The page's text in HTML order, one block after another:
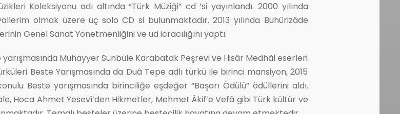
Koleksiyonu adı altında “Türk Müziği” cd ‘si yayınlandı. 2000 yılında
olmak üzere üç solo CD si bulunmaktadır. 2013 yılında Buhûrizâde
Genel Sanat Yönetmenliğini ve ud icracılığını yaptı.
yarışmasında Muhayyer Sünbüle Karabatak Peşrevi ve Hisâr Medhâl eserleri
Beste Yarışmasında da Duâ Tepe adlı türkü ile birinci mansiyon, 2015
Beste yarışmasında birinciliğe eşdeğer “Başarı Ödülü” ödüllerini aldı.
Hoca Ahmet Yesevî’den Hikmetler, Mehmet Âkif’e Vefâ gibi Türk kültür ve